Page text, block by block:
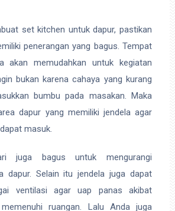
set kitchen untuk dapur, pastikan
penerangan yang bagus. Tempat
akan memudahkan untuk kegiatan
bukan karena cahaya yang kurang
bumbu pada masakan. Maka
dapur yang memiliki jendela agar
masuk.
juga bagus untuk mengurangi
dapur. Selain itu jendela juga dapat
ventilasi agar uap panas akibat
ruangan. Lalu Anda juga